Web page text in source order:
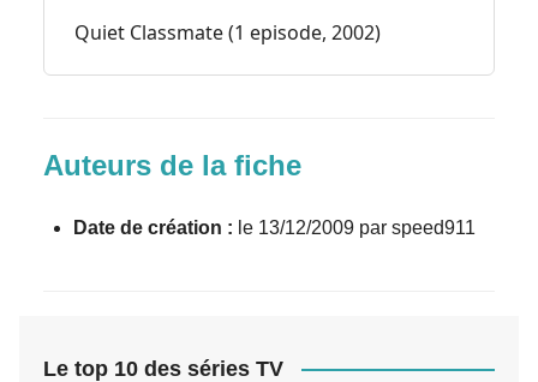
Quiet Classmate (1 episode, 2002)
Auteurs de la fiche
Date de création : le 13/12/2009 par speed911
Le top 10 des séries TV